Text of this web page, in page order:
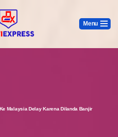
Menu
Malaysia Delay Karena Dilanda Banjir